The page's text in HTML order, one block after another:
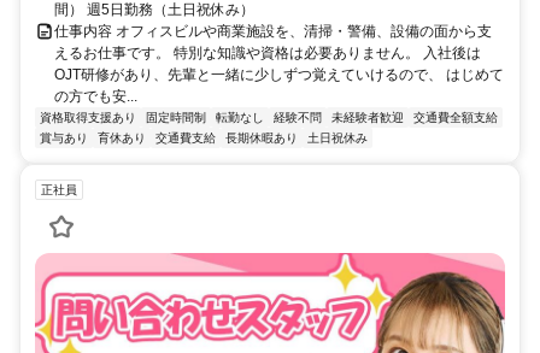
間） 週5日勤務（土日祝休み）
仕事内容 オフィスビルや商業施設を、清掃・警備、設備の面から支
えるお仕事です。 特別な知識や資格は必要ありません。 入社後は
OJT研修があり、先輩と一緒に少しずつ覚えていけるので、 はじめて
の方でも安...
資格取得支援あり 固定時間制 転勤なし 経験不問 未経験者歓迎
交通費全額支給
賞与あり
育休あり 交通費支給 長期休暇あり 土日祝休み
正社員